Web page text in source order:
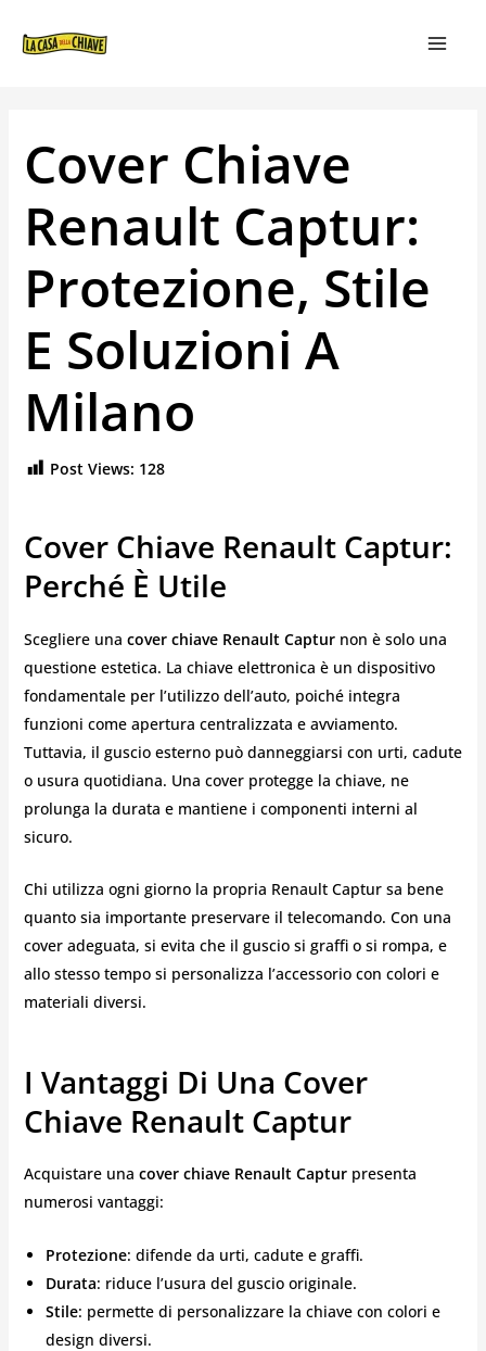
Cover Chiave
Renault Captur:
Protezione, Stile
E Soluzioni A
Milano
Post Views: 128
Cover Chiave Renault Captur:
Perché È Utile
Scegliere una cover chiave Renault Capturnon è solo una
questione estetica. La chiave elettronica è un dispositivo
fondamentale per l’utilizzo dell’auto, poiché integra
funzioni come apertura centralizzata e avviamento.
Tuttavia, il guscio esterno può danneggiarsi con urti, cadute
o usura quotidiana. Una cover protegge la chiave, ne
prolunga la durata e mantiene i componenti interni al
sicuro.
Chi utilizza ogni giorno la propria Renault Captur sa bene
quanto sia importante preservare il telecomando. Con una
cover adeguata, si evita che il guscio si graffi o si rompa, e
allo stesso tempo si personalizza l’accessorio con colori e
materiali diversi.
I Vantaggi Di Una Cover
Chiave Renault Captur
Acquistare una cover chiave Renault Capturpresenta
numerosi vantaggi:
Protezione: difende da urti, cadute e graffi.
Durata: riduce l’usura del guscio originale.
Stile: permette di personalizzare la chiave con colori e
design diversi.
ARTICOLI